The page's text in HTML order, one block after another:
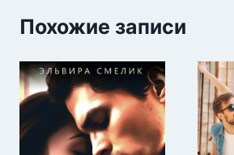
Похожие записи